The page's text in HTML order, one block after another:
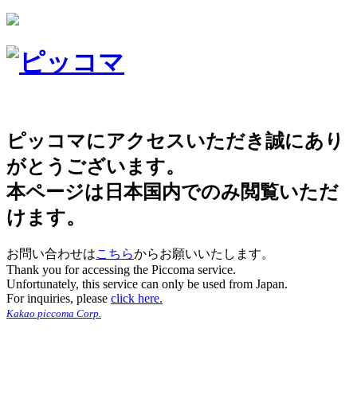
ピッコマにアクセスいただき誠にあり
がとうございます。
本ページは日本国内でのみ閲覧いただ
けます。
お問い合わせはこちらからお願いいたします。
Thank you for accessing the Piccoma service.
Unfortunately, this service can only be used from Japan.
For inquiries, please click here.
Kakao piccoma Corp.